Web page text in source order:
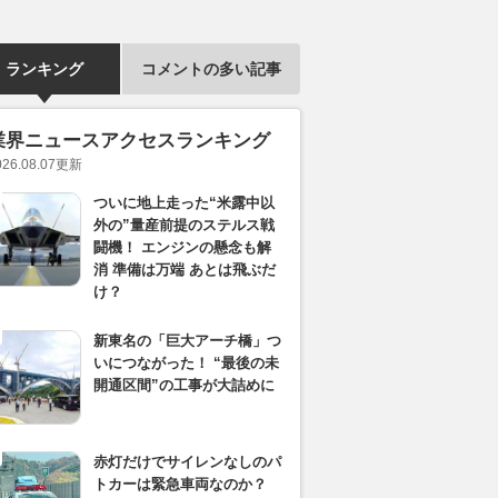
ランキング コメントの多い記事
界ニュースアクセスランキング
更新
ついに地上走った“米露中以
外の”量産前提のステルス戦
闘機！ エンジンの懸念も解
消 準備は万端 あとは飛ぶだ
け？
新東名の「巨大アーチ橋」つ
いにつながった！ “最後の未
開通区間”の工事が大詰めに
赤灯だけでサイレンなしのパ
トカーは緊急車両なのか？